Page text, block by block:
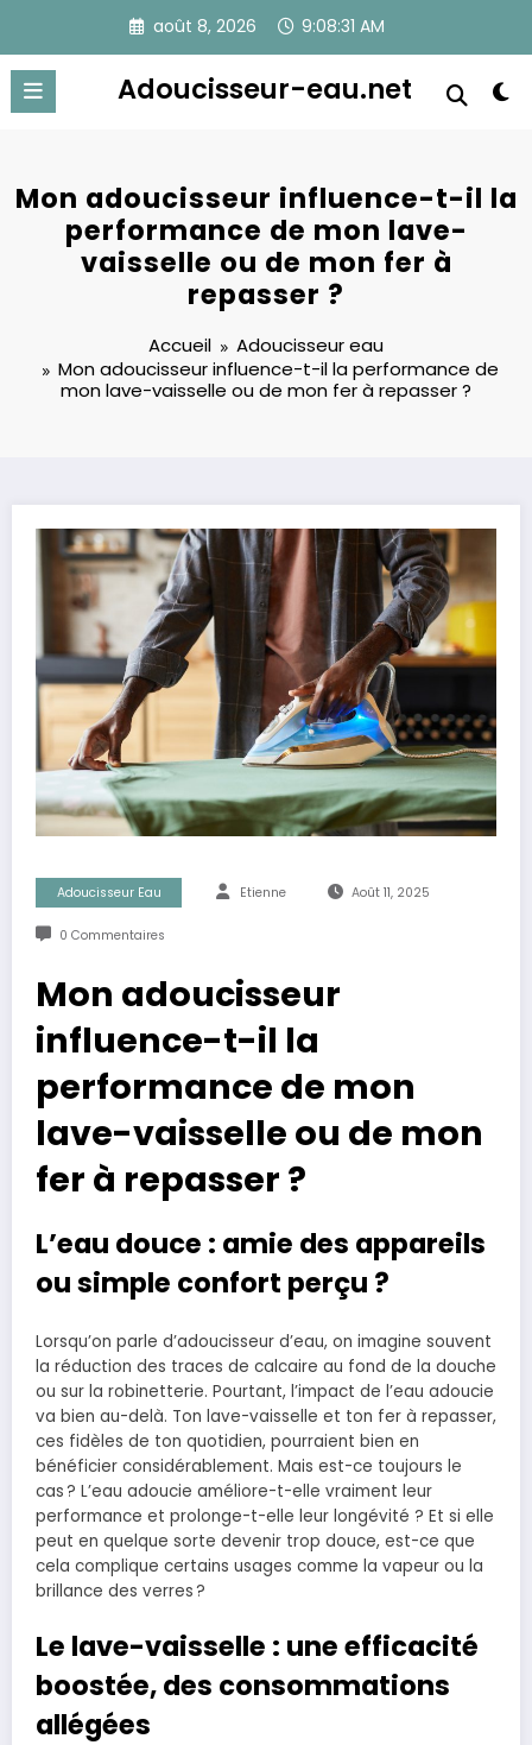
contenu
août 8, 2026 9:08:31 AM
Adoucisseur-eau.net
Mon adoucisseur influence-t-il la
performance de mon lave-
vaisselle ou de mon fer à
repasser ?
Accueil
Adoucisseur eau
Mon adoucisseur influence-t-il la performance de
mon lave-vaisselle ou de mon fer à repasser ?
Adoucisseur Eau Etienne Août 11, 2025
0 Commentaires
Mon adoucisseur
influence-t-il la
performance de mon
lave-vaisselle ou de mon
fer à repasser ?
L’eau douce : amie des appareils
ou simple confort perçu ?
Lorsqu’on parle d’adoucisseur d’eau, on imagine souvent
la réduction des traces de calcaire au fond de la douche
ou sur la robinetterie. Pourtant, l’impact de l’eau adoucie
va bien au-delà. Ton lave-vaisselle et ton fer à repasser,
ces fidèles de ton quotidien, pourraient bien en
bénéficier considérablement. Mais est-ce toujours le
cas ? L’eau adoucie améliore-t-elle vraiment leur
performance et prolonge-t-elle leur longévité ? Et si elle
peut en quelque sorte devenir trop douce, est-ce que
cela complique certains usages comme la vapeur ou la
brillance des verres ?
Le lave-vaisselle : une efficacité
boostée, des consommations
allégées